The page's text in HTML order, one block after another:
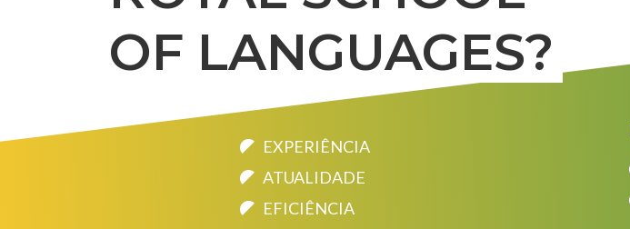
OF LANGUAGES?
EXPERIÊNCIA
ATUALIDADE
EFICIÊNCIA